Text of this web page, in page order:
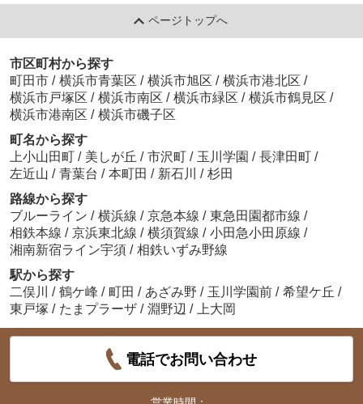
ページトップへ
市区町村から探す
町田市 / 横浜市青葉区 / 横浜市旭区 / 横浜市港北区 /
横浜市戸塚区 / 横浜市南区 / 横浜市緑区 / 横浜市鶴見区 /
横浜市港南区 / 横浜市磯子区
町名から探す
上小山田町 / 美しが丘 / 市沢町 / 玉川学園 / 長津田町 /
左近山 / 青葉台 / 本町田 / 新石川 / 杉田
路線から探す
ブルーライン / 横浜線 / 京急本線 / 東急田園都市線 /
相鉄本線 / 京浜東北線 / 横須賀線 / 小田急小田原線 /
湘南新宿ライン宇須 / 相鉄いずみ野線
駅から探す
二俣川
/ 鶴ケ峰 / 町田 / あざみ野 / 玉川学園前 / 希望ケ丘 /
東戸塚 / たまプラーザ / 淵野辺 / 上大岡
電話でお問い合わせ